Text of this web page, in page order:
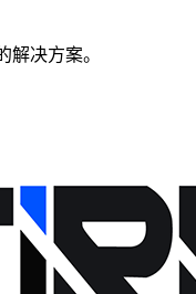
解决方案。